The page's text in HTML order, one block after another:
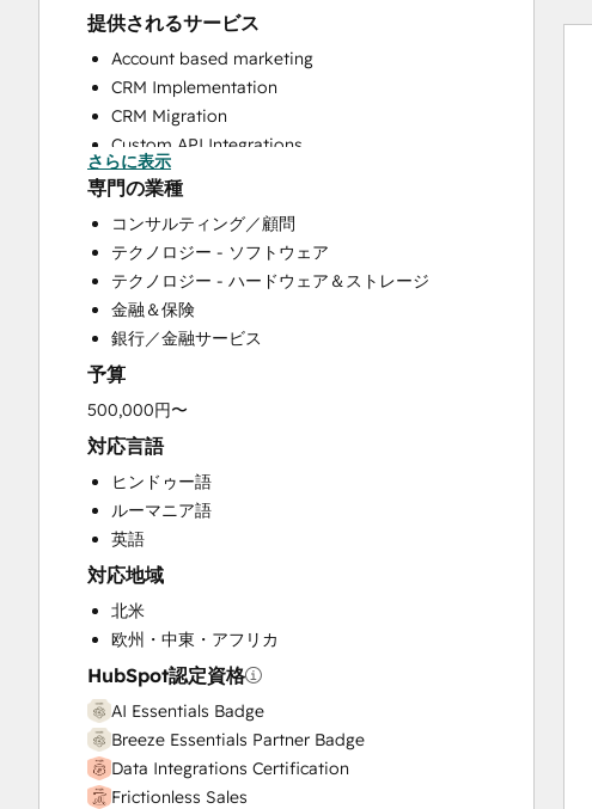
提供されるサービス
Account based marketing
CRM Implementation
CRM Migration
Custom API Integrations
Customer Marketing
Customer Success Training
Customer Support Training
Customer Survey and Analysis
Email Marketing
Full Inbound Marketing Services
Help Desk Implementation
HubSpot Onboarding
Knowledge Base Development
Marketing Hub Enterprise Onboarding
Marketing Hub Professional Onboarding
Programmable Automation
Sales and Marketing Alignment
Sales Coaching and Training
Sales Enablement
Sales Hub Enterprise Onboarding
Sales Hub Professional Onboarding
Service Hub Enterprise Onboarding
Service Hub Professional Onboarding
さらに表示
専門の業種
コンサルティング／顧問
テクノロジー - ソフトウェア
テクノロジー - ハードウェア＆ストレージ
金融＆保険
銀行／金融サービス
予算
500,000円〜
対応言語
ヒンドゥー語
ルーマニア語
英語
対応地域
北米
欧州・中東・アフリカ
HubSpot認定資格
AI Essentials Badge
Breeze Essentials Partner Badge
Data Integrations Certification
Frictionless Sales